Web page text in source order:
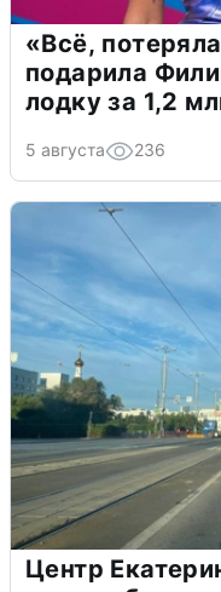
«Всё,
подарила
лодку за 1,2
5 августа 236
Центр